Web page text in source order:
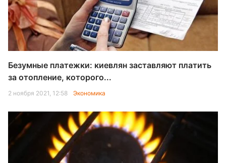
Безумные платежки: киевлян заставляют платить
за отопление, которого...
2 ноября 2021, 12:58 Экономика